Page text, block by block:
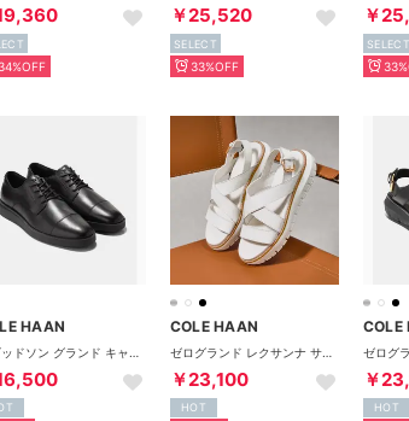
34%OFF
￥25,520
SELECT
33%OFF
￥
SELECT
HAAN COLE HAAN
￥23,100
HOT
COLE
￥
HOT